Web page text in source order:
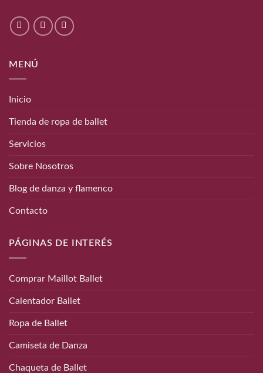
MENÚ
Inicio
Tienda de ropa de ballet
Servicios
Sobre Nosotros
Blog de danza y flamenco
Contacto
PÁGINAS DE INTERÉS
Comprar Maillot Ballet
Calentador Ballet
Ropa de Ballet
Camiseta de Danza
Chaqueta de Ballet